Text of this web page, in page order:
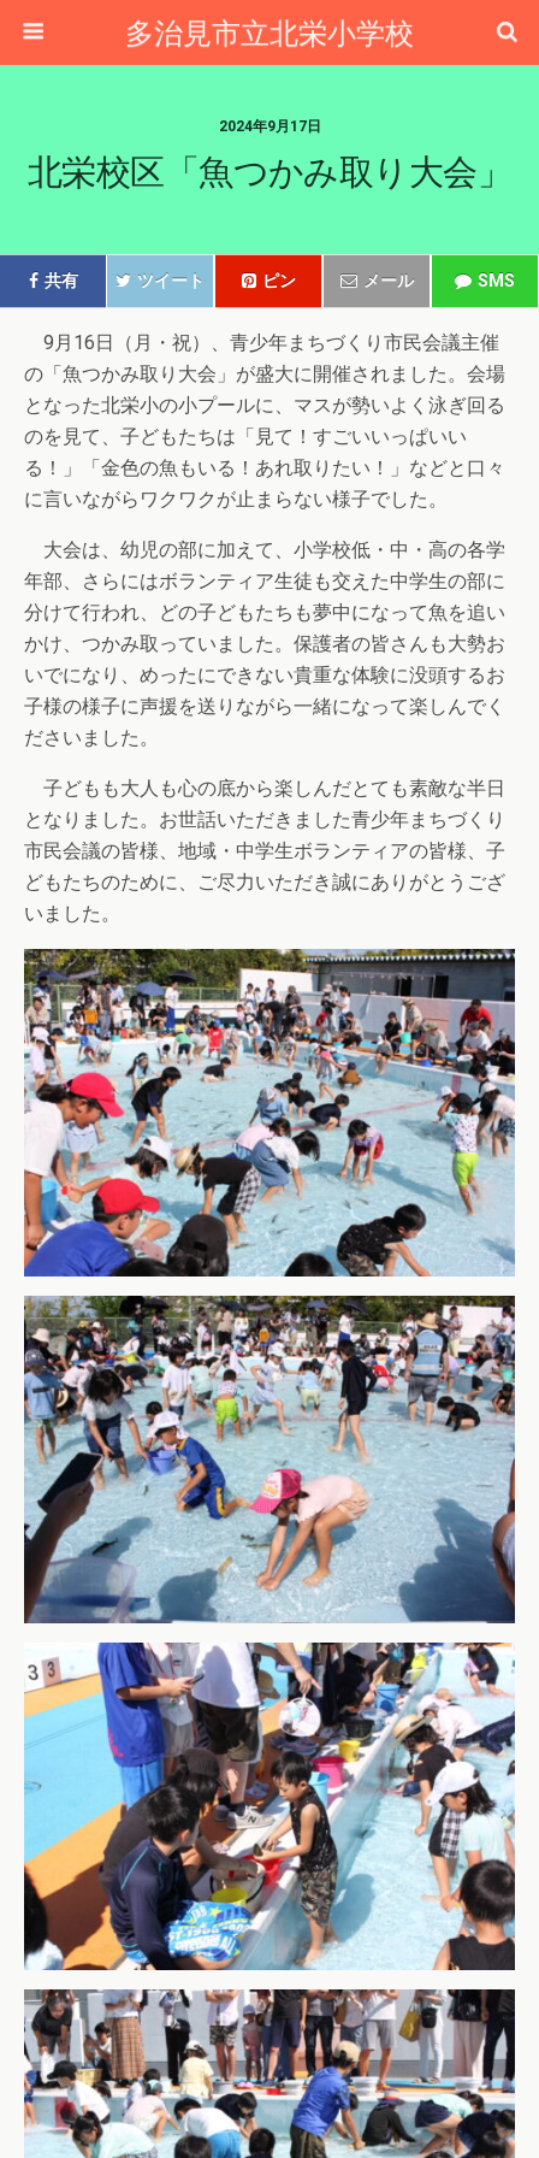
多治見市立北栄小学校
2024年9月17日
北栄校区「魚つかみ取り大会」
共有 ツイート ピン メール SMS
9月16日（月・祝）、青少年まちづくり市民会議主催
の「魚つかみ取り大会」が盛大に開催されました。会場
となった北栄小の小プールに、マスが勢いよく泳ぎ回る
のを見て、子どもたちは「見て！すごいいっぱいい
る！」「金色の魚もいる！あれ取りたい！」などと口々
に言いながらワクワクが止まらない様子でした。
大会は、幼児の部に加えて、小学校低・中・高の各学
年部、さらにはボランティア生徒も交えた中学生の部に
分けて行われ、どの子どもたちも夢中になって魚を追い
かけ、つかみ取っていました。保護者の皆さんも大勢お
いでになり、めったにできない貴重な体験に没頭するお
子様の様子に声援を送りながら一緒になって楽しんでく
ださいました。
子どもも大人も心の底から楽しんだとても素敵な半日
となりました。お世話いただきました青少年まちづくり
市民会議の皆様、地域・中学生ボランティアの皆様、子
どもたちのために、ご尽力いただき誠にありがとうござ
いました。